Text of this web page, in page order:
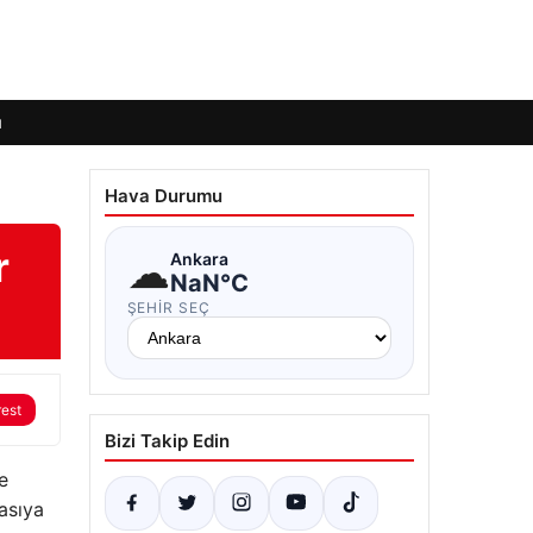
Hava Durumu
☁Ankara
NaN°C
ŞEHIR SEÇ
Bizi Takip Edin